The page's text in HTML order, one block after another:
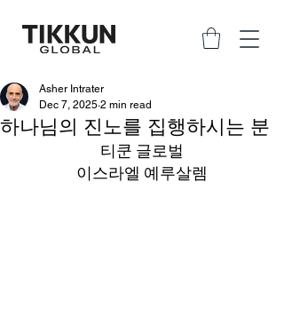
하나님의 진노를 집행하시는 분
Asher Intrater
Dec 7, 2025 2 min read
티쿤 글로벌
이스라엘 예루살렘